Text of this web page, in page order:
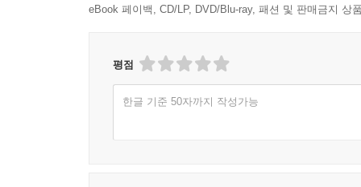
eBook 페이백, CD/LP, DVD/Blu-ray, 패션 및 판매금지 상
평점
한글 기준 50자까지 작성가능